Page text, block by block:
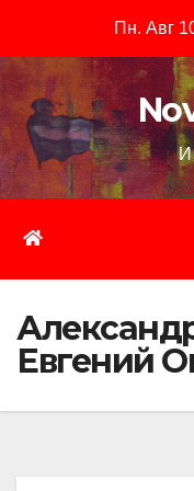
содержимому
Пн. Авг
Евгений